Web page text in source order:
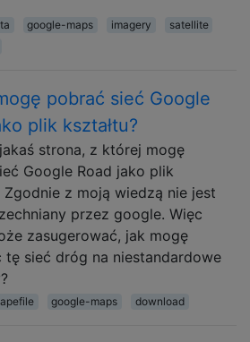
google-maps imagery
satellite
pobrać sieć Google
plik kształtu?
strona, z której mogę
Google Road jako plik
Zgodnie z moją wiedzą nie jest
przez google. Więc
zasugerować, jak mogę
tę sieć dróg na niestandardowe
google-maps download